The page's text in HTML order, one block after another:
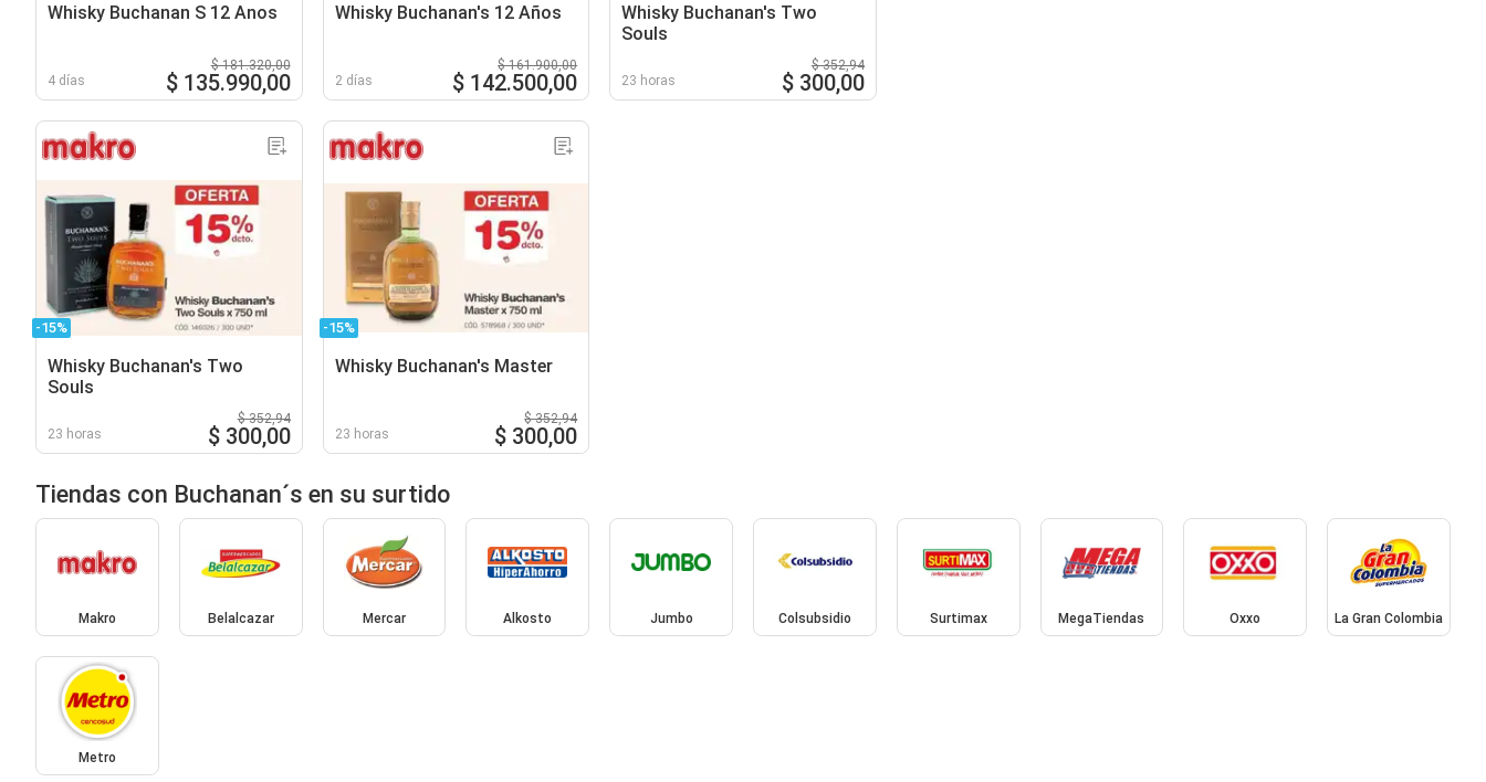
Whisky Buchanan S 12 Anos
4 días
$ 181.320,00
$ 135.990,00
Whisky Buchanan's 12 Años
2 días
$ 161.900,00
$ 142.500,00
Whisky Buchanan's Two
Souls
23 horas
$ 352,94
$ 300,00
-15%
Whisky Buchanan's Two
Souls
23 horas
$ 352,94
$ 300,00
-15%
Whisky Buchanan's Master
23 horas
$ 352,94
$ 300,00
Tiendas con Buchanan´s en su surtido
Makro Belalcazar Mercar Alkosto Jumbo Colsubsidio Surtimax MegaTiendas Oxxo La Gran Colombia
Metro